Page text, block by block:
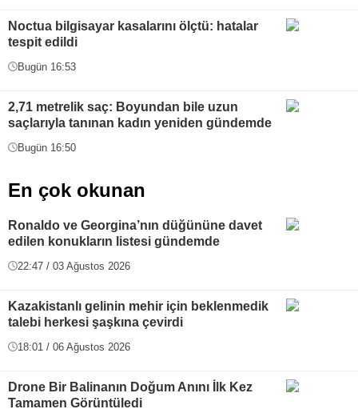
Noctua bilgisayar kasalarını ölçtü: hatalar
tespit edildi
Bugün 16:53
2,71 metrelik saç: Boyundan bile uzun
saçlarıyla tanınan kadın yeniden gündemde
Bugün 16:50
En çok okunan
Ronaldo ve Georgina’nın düğününe davet
edilen konukların listesi gündemde
22:47 / 03 Ağustos 2026
Kazakistanlı gelinin mehir için beklenmedik
talebi herkesi şaşkına çevirdi
18:01 / 06 Ağustos 2026
Drone Bir Balinanın Doğum Anını İlk Kez
Tamamen Görüntüledi